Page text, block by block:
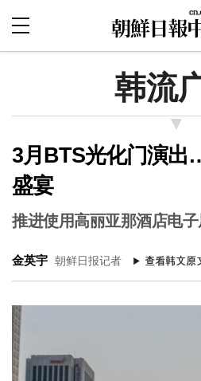
韩流
3月BTS光化门演出
盛宴
推进使用高丽亚那酒店电子
金英宇 朝鲜日报记者